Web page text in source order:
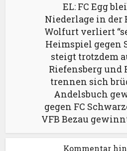
EL: FC Egg
Niederlage in der
Wolfurt verliert
Heimspiel gegen
steigt trotzdem
Riefensberg und
trennen sich
Andelsbuch
gegen FC
VFB Bezau
Kommentar